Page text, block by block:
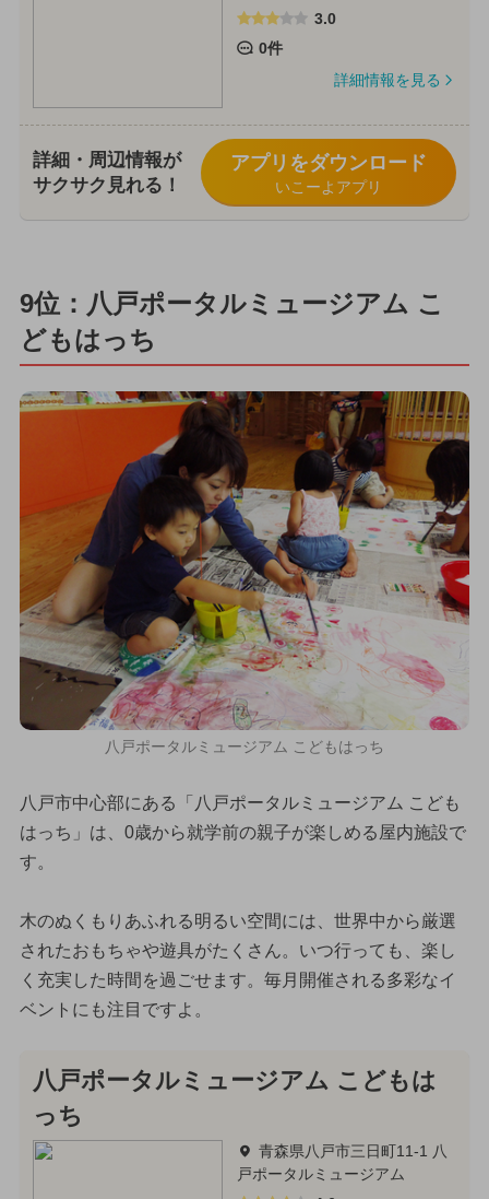
3.0
0件
詳細情報を見る
詳細・周辺情報が
サクサク見れる！
アプリをダウンロード
いこーよアプリ
9位：八戸ポータルミュージアム こ
どもはっち
八戸ポータルミュージアム こどもはっち
八戸市中心部にある「八戸ポータルミュージアム こども
はっち」は、0歳から就学前の親子が楽しめる屋内施設で
す。
木のぬくもりあふれる明るい空間には、世界中から厳選
されたおもちゃや遊具がたくさん。いつ行っても、楽し
く充実した時間を過ごせます。毎月開催される多彩なイ
ベントにも注目ですよ。
八戸ポータルミュージアム こどもは
っち
青森県八戸市三日町11-1 八
戸ポータルミュージアム